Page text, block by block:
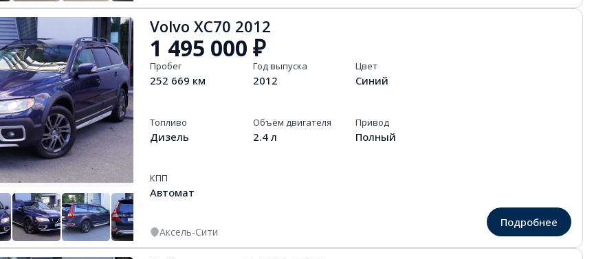
+13
+13
Volvo XC70 2012
1 495 000 ₽
Пробег
252 669 км
Год выпуска
2012
Цвет
Синий
Топливо
Дизель
Объём двигателя
2.4 л
Привод
Полный
КПП
Автомат
Аксель-Сити
Подробнее